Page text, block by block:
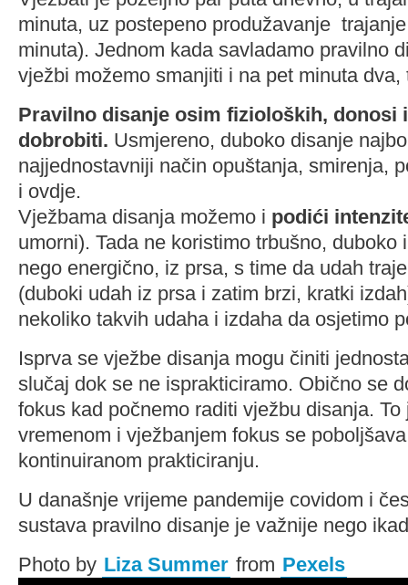
minuta, uz postepeno produžavanje
minuta). Jednom kada savladamo pravilno
vježbi možemo smanjiti i na pet minuta dva,
Pravilno disanje osim fizioloških, donosi
dobrobiti. Usmjereno, duboko disanje
najjednostavniji način opuštanja, smirenja,
i ovdje.
Vježbama disanja možemo i podići
umorni). Tada ne koristimo trbušno, duboko
nego energično, iz prsa, s time da udah
(duboki udah iz prsa i zatim brzi, kratki
nekoliko takvih udaha i izdaha da osjetimo
Isprva se vježbe disanja mogu činiti
slučaj dok se ne isprakticiramo. Obično se
fokus kad počnemo raditi vježbu disanja.
vremenom i vježbanjem fokus se
kontinuiranom prakticiranju.
U današnje vrijeme pandemije covidom i
sustava pravilno disanje je važnije nego
Photo by Liza Summer from Pexels